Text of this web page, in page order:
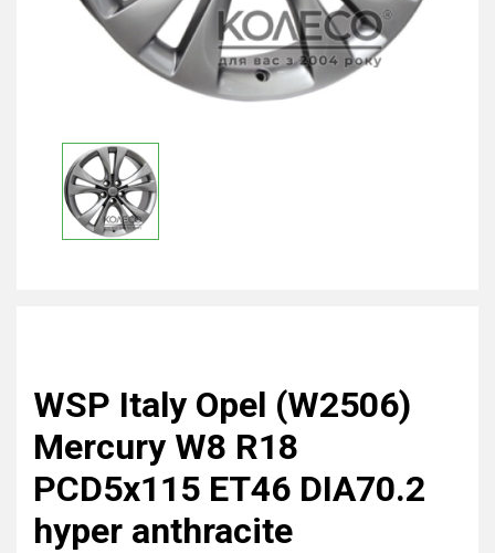
WSP Italy Opel (W2506)
Mercury W8 R18
PCD5x115 ET46 DIA70.2
hyper anthracite